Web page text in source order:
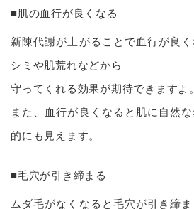
■肌の血行が良くなる
新陳代謝が上がることで血行が良く
シミや肌荒れなどから
守ってくれる効果が期待できますよ。
また、血行が良くなると肌に自然
的にも見えます。
■毛穴が引き締まる
ムダ毛がなくなると毛穴が引き締